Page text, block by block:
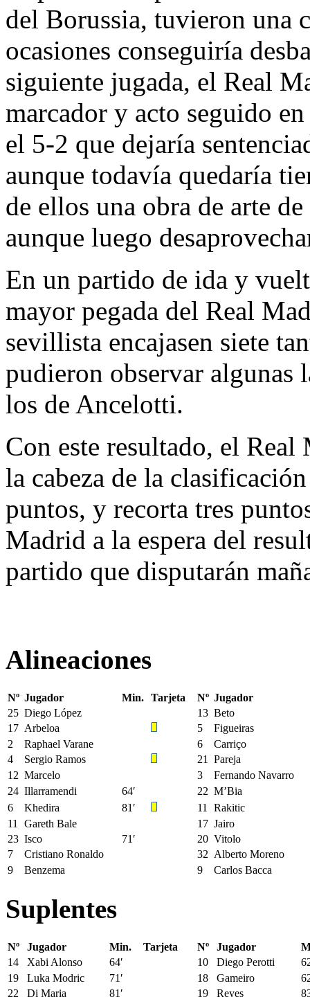
del Borussia, tuvieron una
ocasiones conseguiría
siguiente jugada, el Real
marcador y acto seguido
el 5-2 que dejaría
aunque todavía quedaría
de ellos una obra de arte
aunque luego
En un partido de ida y
mayor pegada del Real
sevillista encajasen siete
pudieron observar algunas
los de Ancelotti.
Con este resultado, el
la cabeza de la
puntos, y recorta tres
Madrid a la espera del
partido que disputarán
Alineaciones
Nº Jugador Min. Tarjeta Nº Jugador
25 Diego López 13 Beto
17 Arbeloa 5
Figueiras
2
Raphael Varane 6
Carriço
4
Sergio Ramos 21
Pareja
12 Marcelo 3
Fernando Navarro
24 Illarramendi 64′ 22 M’Bia
6
Khedira 81′ 11
Rakitic
11
Gareth Bale 17 Jairo
23 Isco 71′ 20 Vitolo
7
Cristiano Ronaldo 32 Alberto Moreno
9
Benzema 9 Carlos Bacca
Suplentes
Nº Jugador Min. Tarjeta Nº Jugador
14
Xabi Alonso 64′ 10 Diego Perotti
19
Luka Modric 71′ 18 Gameiro
22
Di Maria 81′ 19 Reyes